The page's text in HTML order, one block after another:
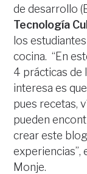
de desarrollo
Tecnología
los
cocina. “En
4 prácticas de
interesa es
pues recetas,
pueden
crear este
experiencias”,
Monje.